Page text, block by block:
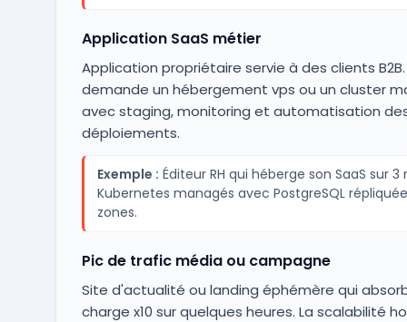
Application SaaS métier
Application propriétaire servie à des clients B2B.
demande un hébergement vps ou un cluster
avec staging, monitoring et automatisation
déploiements.
Exemple : Éditeur RH qui héberge son SaaS sur
Kubernetes managés avec PostgreSQL
zones.
Pic de trafic média ou campagne
Site d'actualité ou landing éphémère qui
charge x10 sur quelques heures. La scalabilité